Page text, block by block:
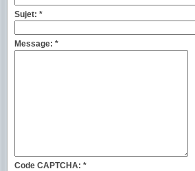
Sujet: *
Message: *
Code CAPTCHA: *